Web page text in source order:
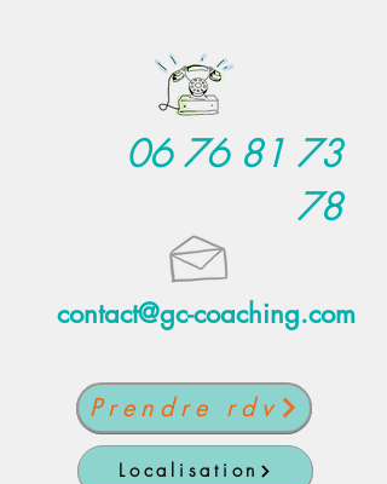
06 76 81 73
78
contact@gc-coaching.com
Prendre rdv
Localisation